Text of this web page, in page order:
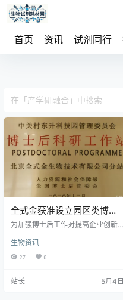
首页 资讯 试剂同行
全式金获准设立园区类博士
后科研工作站分站
为加强博士后工作对提高企业创新
融合，在北京市人力资源和社会保
障局和中关村东升科技园的支持
作。 全式金以严谨的研发服务、规
生物资讯
27 0
站长 5月4日